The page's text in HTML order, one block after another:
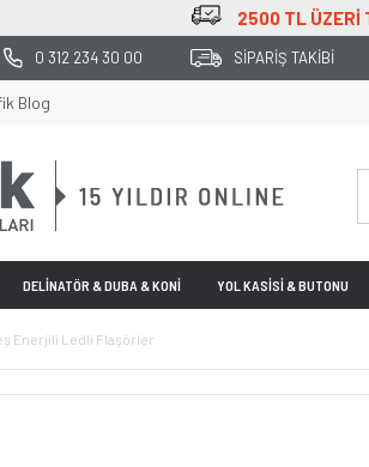
TÜM ALIŞVERİŞLERDE KARGO BEDAVA
0 312 234 30 00 SİPARİŞ TAKİBİ
Blog
DELİNATÖR & DUBA & KONİ YOL KASİSİ & BUTONU
Enerjili Ledli Flaşörler